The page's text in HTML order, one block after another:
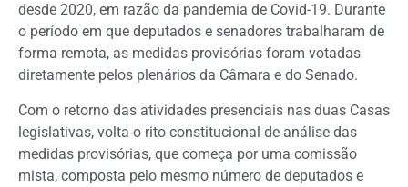
desde 2020, em razão da pandemia de Covid-19. Durante
o período em que deputados e senadores trabalharam de
forma remota, as medidas provisórias foram votadas
diretamente pelos plenários da Câmara e do Senado.
Com o retorno das atividades presenciais nas duas Casas
legislativas, volta o rito constitucional de análise das
medidas provisórias, que começa por uma comissão
mista, composta pelo mesmo número de deputados e